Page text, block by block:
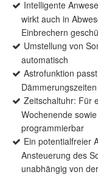
Intelligente
wirkt auch in
Einbrechern
Umstellung von
automatisch
Astrofunktion
Zeitschaltuhr: Für
Wochenende
programmierbar
Ein potentialfreier
Ansteuerung des
unabhängig von